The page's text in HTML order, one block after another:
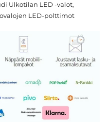
Ulkotilan LED -valot,
LED-polttimot